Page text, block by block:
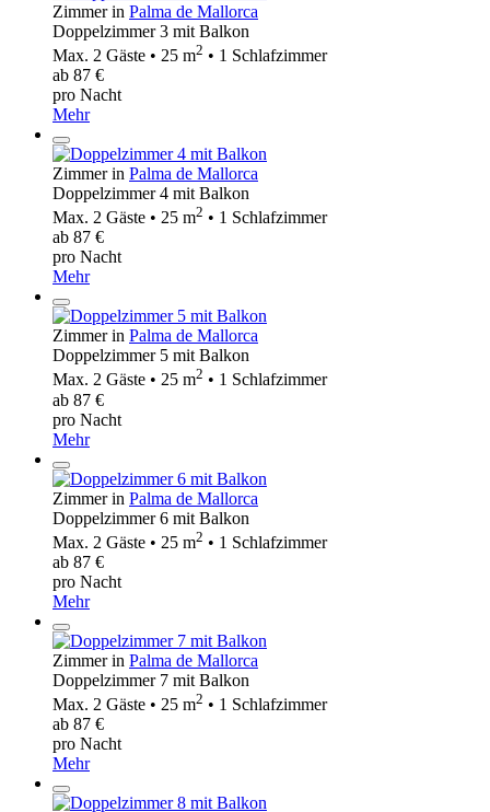
Zimmer in Palma de Mallorca
Doppelzimmer 3 mit Balkon
Max. 2 Gäste • 25 m2 • 1 Schlafzimmer
ab 87 €
pro Nacht
Mehr
Zimmer in Palma de Mallorca
Doppelzimmer 4 mit Balkon
Max. 2 Gäste • 25 m2 • 1 Schlafzimmer
ab 87 €
pro Nacht
Mehr
Zimmer in Palma de Mallorca
Doppelzimmer 5 mit Balkon
Max. 2 Gäste • 25 m2 • 1 Schlafzimmer
ab 87 €
pro Nacht
Mehr
Zimmer in Palma de Mallorca
Doppelzimmer 6 mit Balkon
Max. 2 Gäste • 25 m2 • 1 Schlafzimmer
ab 87 €
pro Nacht
Mehr
Zimmer in Palma de Mallorca
Doppelzimmer 7 mit Balkon
Max. 2 Gäste • 25 m2 • 1 Schlafzimmer
ab 87 €
pro Nacht
Mehr